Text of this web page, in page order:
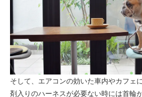
そして、エアコンの効いた車内やカフェ
剤入りのハーネスが必要ない時には首輪